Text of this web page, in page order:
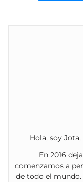
Hola, soy
En 2016
comenzamos a
de todo el